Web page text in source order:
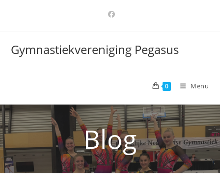
Gymnastiekvereniging Pegasus
0 Menu
Blog